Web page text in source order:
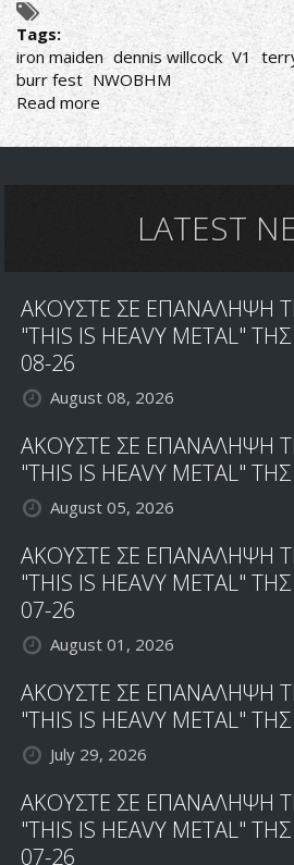
Tags:
iron maiden dennis willcock V1
burr fest NWOBHM
Read more about
DENNIS
WILLCOCK:
IRON
MAIDEN
LATEST
ΑΚΟΥΣΤΕ ΣΕ ΕΠΑΝΑΛΗΨΗ
"THIS IS HEAVY METAL"
08-26
August 08, 2026
ΑΚΟΥΣΤΕ ΣΕ ΕΠΑΝΑΛΗΨΗ
"THIS IS HEAVY METAL"
August 05, 2026
ΑΚΟΥΣΤΕ ΣΕ ΕΠΑΝΑΛΗΨΗ
"THIS IS HEAVY METAL"
07-26
August 01, 2026
ΑΚΟΥΣΤΕ ΣΕ ΕΠΑΝΑΛΗΨΗ
"THIS IS HEAVY METAL"
July 29, 2026
ΑΚΟΥΣΤΕ ΣΕ ΕΠΑΝΑΛΗΨΗ
"THIS IS HEAVY METAL"
07-26